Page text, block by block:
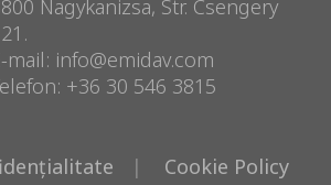
Nagykanizsa, Str. Csengery
mail: info@emidav.com
+36 30 546 3815
Cookie Policy